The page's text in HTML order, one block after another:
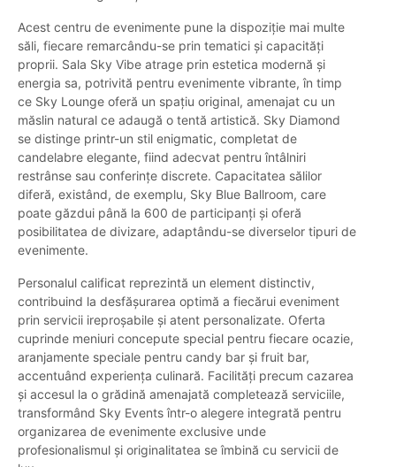
Acest centru de evenimente pune la dispoziție mai multe
săli, fiecare remarcându-se prin tematici și capacități
proprii. Sala Sky Vibe atrage prin estetica modernă și
energia sa, potrivită pentru evenimente vibrante, în timp
ce Sky Lounge oferă un spațiu original, amenajat cu un
măslin natural ce adaugă o tentă artistică. Sky Diamond
se distinge printr-un stil enigmatic, completat de
candelabre elegante, fiind adecvat pentru întâlniri
restrânse sau conferințe discrete. Capacitatea sălilor
diferă, existând, de exemplu, Sky Blue Ballroom, care
poate găzdui până la 600 de participanți și oferă
posibilitatea de divizare, adaptându-se diverselor tipuri de
evenimente.
Personalul calificat reprezintă un element distinctiv,
contribuind la desfășurarea optimă a fiecărui eveniment
prin servicii ireproșabile și atent personalizate. Oferta
cuprinde meniuri concepute special pentru fiecare ocazie,
aranjamente speciale pentru candy bar și fruit bar,
accentuând experiența culinară. Facilități precum cazarea
și accesul la o grădină amenajată completează serviciile,
transformând Sky Events într-o alegere integrată pentru
organizarea de evenimente exclusive unde
profesionalismul și originalitatea se îmbină cu servicii de